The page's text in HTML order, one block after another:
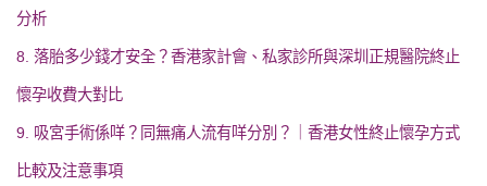
分析
8. 落胎多少錢才安全？香港家計會、私家診所與深圳正規醫院終止
懷孕收費大對比
9. 吸宮手術係咩？同無痛人流有咩分別？｜香港女性終止懷孕方式
比較及注意事項